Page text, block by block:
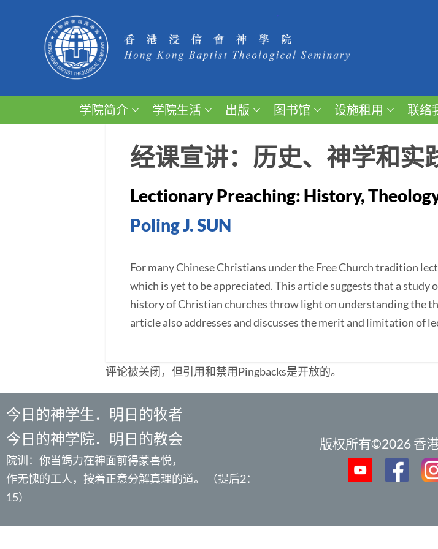
学院简介 学院生活 出版 图书馆 设施租用 联络
经课宣讲：历史、神学和实
Lectionary Preaching: History,
Poling J. SUN
For many Chinese Christians under the Free Church tradition
which is yet to be appreciated. This article suggests that a
history of Christian churches throw light on understanding the
article also addresses and discusses the merit and limitation of
评论被关闭，但引用和禁用Pingbacks是开放的。
今日的神学生．明日的牧者
今日的神学院．明日的教会
院训：你当竭力在神面前得蒙喜悦，
作无愧的工人，按着正意分解真理的道。 （提后2：
15）
版权所有©2026 香